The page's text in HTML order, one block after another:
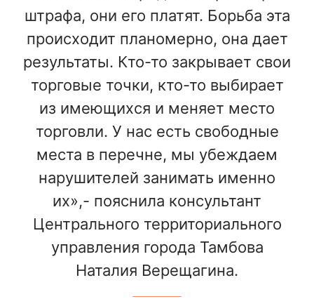
штрафа, они его платят. Борьба эта
происходит планомерно, она дает
результаты. Кто-то закрывает свои
торговые точки, кто-то выбирает
из имеющихся и меняет место
торговли. У нас есть свободные
места в перечне, мы убеждаем
нарушителей занимать именно
их»,- пояснила консультант
Центрального территориального
управления города Тамбова
Наталия Верещагина.